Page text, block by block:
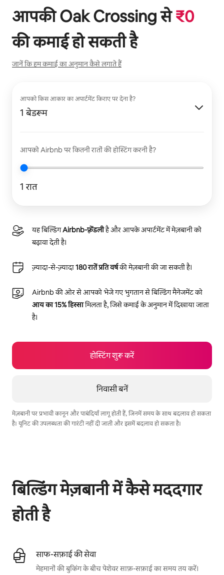
आपकीOak Crossingसे₹0
की कमाई हो सकती है
जानें कि हम कमाई का अनुमान कैसे लगाते हैं
आपको किस आकार का अपार्टमेंट किराए पर देना है?
1 बेडरूम
आपको Airbnb पर कितनी रातों की होस्टिंग करनी है?
1 रात
यह बिल्डिंगAirbnb-फ़्रेंडलीहै और आपके अपार्टमेंट में मेज़बानी को
बढ़ावा देती है।
ज़्यादा-से-ज़्यादा180 रातें प्रति वर्षकी मेज़बानी की जा सकती है।
Airbnb की ओर से आपको भेजे गए भुगतान से बिल्डिंग मैनेजमेंट को
आय का 15% हिस्सामिलता है, जिसे कमाई के अनुमान में दिखाया जाता
है।
होस्टिंग शुरू करें
निवासी बनें
मेज़बानी पर प्रभावी कानून और पाबंदियाँ लागू होती हैं, जिनमें समय के साथ बदलाव हो सकता
है। यूनिट की उपलब्धता की गारंटी नहीं दी जाती और इसमें बदलाव हो सकता है।
बिल्डिंग मेज़बानी में कैसे मददगार
होती है
साफ-सफ़ाई की सेवा
मेहमानों की बुकिंग के बीच पेशेवर साफ़-सफ़ाई का समय तय करें।